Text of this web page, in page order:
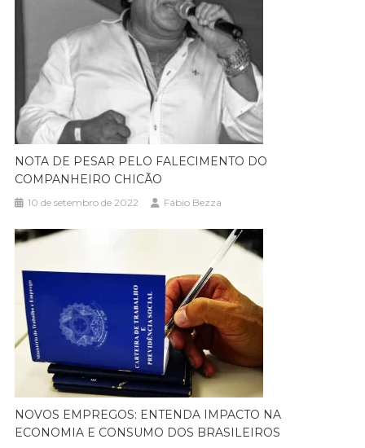
NOTA DE PESAR PELO FALECIMENTO DO
COMPANHEIRO CHICÃO
10 de setembro de 2022 Fábio Bezza
NOVOS EMPREGOS: ENTENDA IMPACTO NA
ECONOMIA E CONSUMO DOS BRASILEIROS